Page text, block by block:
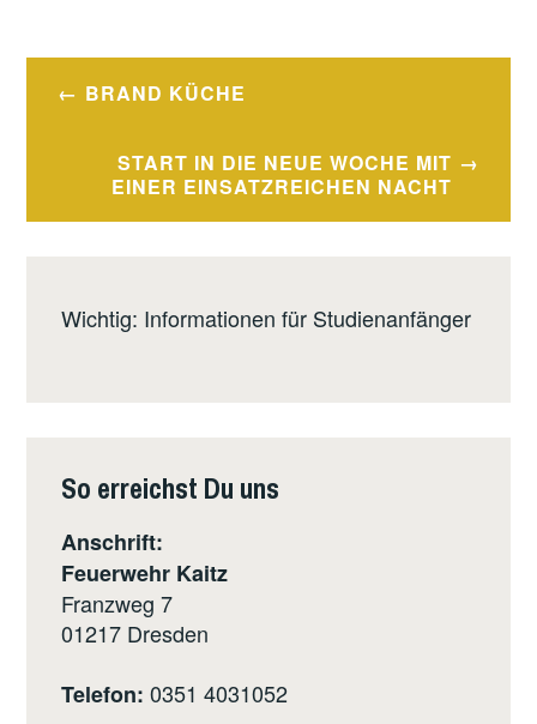
Beitragsnavigation
BRAND KÜCHE
START IN DIE NEUE WOCHE MIT
EINER EINSATZREICHEN NACHT
Wichtig: Informationen für Studienanfänger
So erreichst Du uns
Anschrift:
Feuerwehr Kaitz
Franzweg 7
01217 Dresden
Telefon:0351 4031052